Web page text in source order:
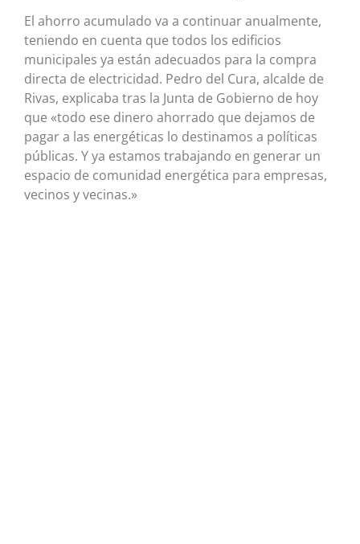
El ahorro acumulado va a continuar anualmente,
teniendo en cuenta que todos los edificios
municipales ya están adecuados para la compra
directa de electricidad. Pedro del Cura, alcalde de
Rivas, explicaba tras la Junta de Gobierno de hoy
que «todo ese dinero ahorrado que dejamos de
pagar a las energéticas lo destinamos a políticas
públicas. Y ya estamos trabajando en generar un
espacio de comunidad energética para empresas,
vecinos y vecinas.»